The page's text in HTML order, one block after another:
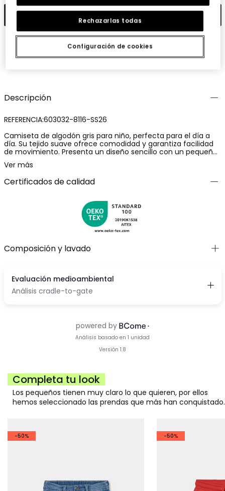
Añadir
Descripción
REFERENCIA:603032-8116-SS26
Camiseta de algodón gris para niño, perfecta para el día a
día. Su tejido suave ofrece comodidad y garantiza facilidad
de movimiento. Presenta un diseño sencillo con un pequeño
gráfico en el bolsillo delantero que aporta un toque moderno.
Está disponible en tallas desde 2 años hasta 14 años,
adaptándose a distintas etapas de crecimiento. Su estilo
versátil la convierte en una prenda ideal para combinar con
Ver más
Certificados de calidad
Composición y lavado
Completa tu look
Los pequeños tienen muy claro lo que quieren, por ellos
hemos seleccionado las prendas que más han conquistado.
-50% -50%
Configuración de cookies
Rechazarlas todas